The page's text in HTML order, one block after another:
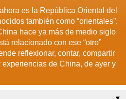
es la República Oriental del
también como “orientales”.
hace ya más de medio siglo
relacionado con ese “otro”
reflexionar, contar, compartir
de China, de ayer y